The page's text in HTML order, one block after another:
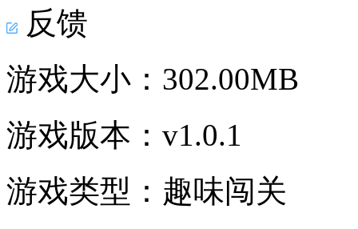
反馈
游戏大小： 302.00MB
游戏版本： v1.0.1
游戏类型： 趣味闯关